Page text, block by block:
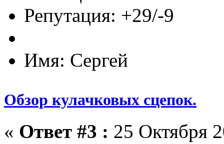
Репутация: +29/-9
Имя: Сергей
Обзор кулачковых сцепок.
« Ответ #3 : 25 Октября